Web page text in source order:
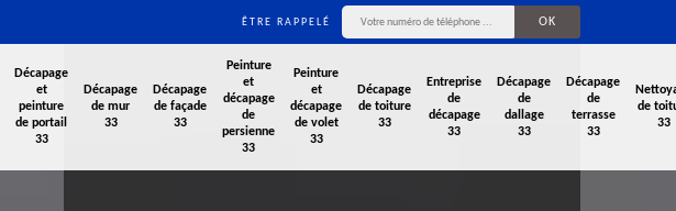
ÊTRE RAPPELÉ
Décapage
et
peinture
de portail
33
Décapage
de mur
33
Décapage
de façade
33
Peinture
et
décapage
de
persienne
33
Peinture
et
décapage
de volet
33
Décapage
de toiture
33
Entreprise
de
décapage
33
Décapage
de
dallage
33
Décapage
de
terrasse
33
de
33